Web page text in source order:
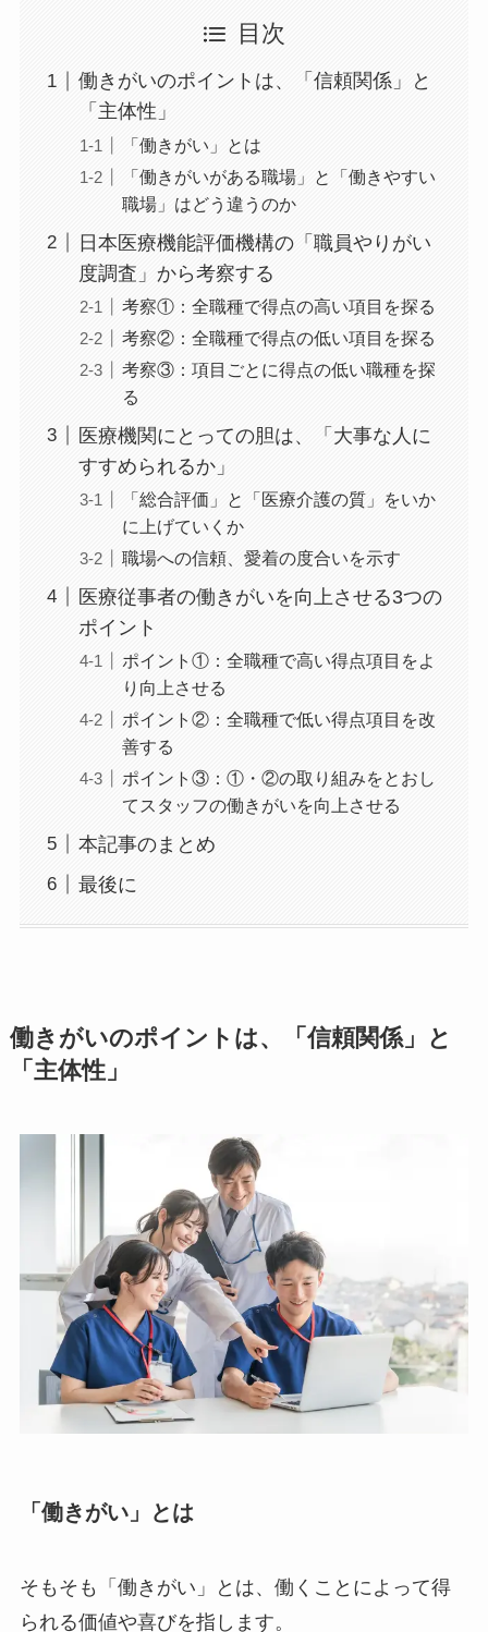
目次
働きがいのポイントは、「信頼関係」と
「主体性」
「働きがい」とは
「働きがいがある職場」と「働きやすい
職場」はどう違うのか
日本医療機能評価機構の「職員やりがい
度調査」から考察する
考察①：全職種で得点の高い項目を探る
考察②：全職種で得点の低い項目を探る
考察③：項目ごとに得点の低い職種を探
る
医療機関にとっての胆は、「大事な人に
すすめられるか」
「総合評価」と「医療介護の質」をいか
に上げていくか
職場への信頼、愛着の度合いを示す
医療従事者の働きがいを向上させる3つの
ポイント
ポイント①：全職種で高い得点項目をよ
り向上させる
ポイント②：全職種で低い得点項目を改
善する
ポイント③：①・②の取り組みをとおし
てスタッフの働きがいを向上させる
本記事のまとめ
最後に
働きがいのポイントは、「信頼関係」と
「主体性」
「働きがい」とは
そもそも「働きがい」とは、働くことによって得
られる価値や喜びを指します。